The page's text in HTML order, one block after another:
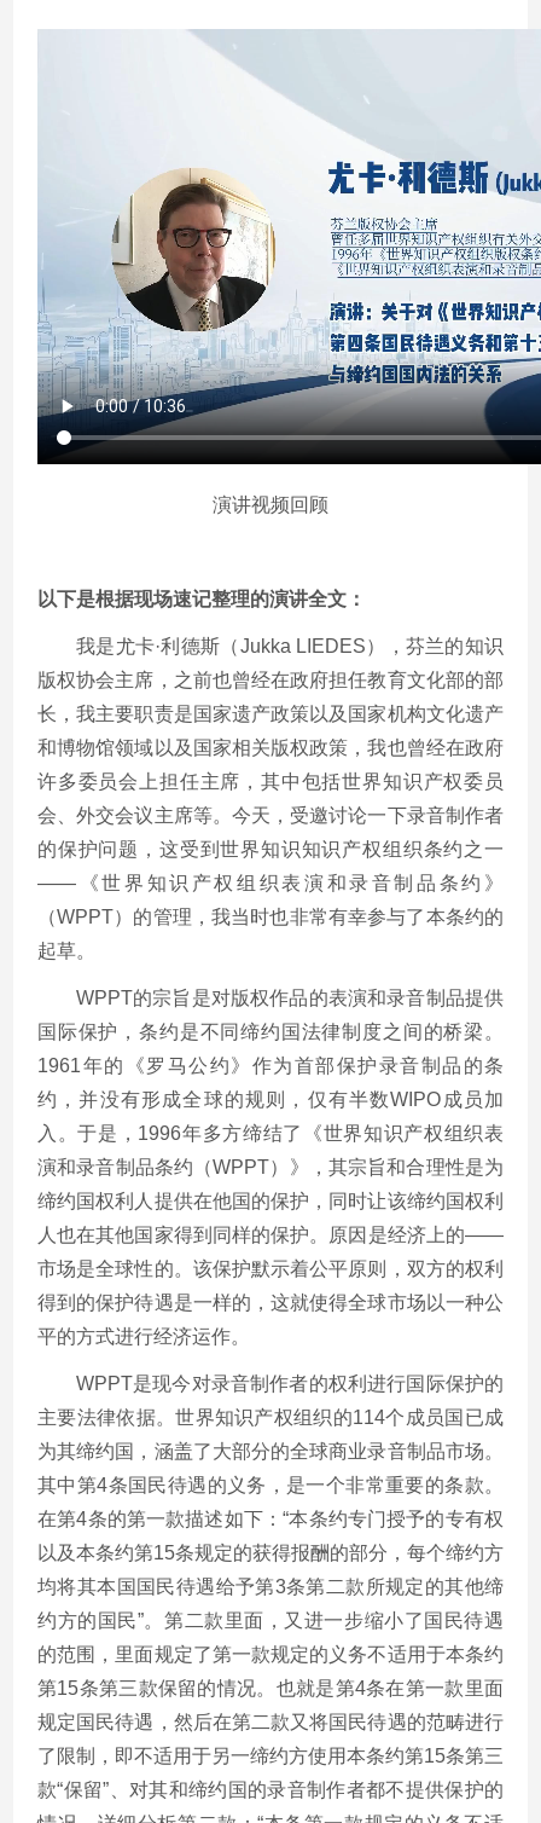
演讲视频回顾
以下是根据现场速记整理的演讲全文：
我是尤卡·利德斯（Jukka LIEDES），芬兰的知识
版权协会主席，之前也曾经在政府担任教育文化部的部
长，我主要职责是国家遗产政策以及国家机构文化遗产
和博物馆领域以及国家相关版权政策，我也曾经在政府
许多委员会上担任主席，其中包括世界知识产权委员
会、外交会议主席等。今天，受邀讨论一下录音制作者
的保护问题，这受到世界知识知识产权组织条约之一
——《世界知识产权组织表演和录音制品条约》
（WPPT）的管理，我当时也非常有幸参与了本条约的
起草。
WPPT的宗旨是对版权作品的表演和录音制品提供
国际保护，条约是不同缔约国法律制度之间的桥梁。
1961年的《罗马公约》作为首部保护录音制品的条
约，并没有形成全球的规则，仅有半数WIPO成员加
入。于是，1996年多方缔结了《世界知识产权组织表
演和录音制品条约（WPPT）》，其宗旨和合理性是为
缔约国权利人提供在他国的保护，同时让该缔约国权利
人也在其他国家得到同样的保护。原因是经济上的——
市场是全球性的。该保护默示着公平原则，双方的权利
得到的保护待遇是一样的，这就使得全球市场以一种公
平的方式进行经济运作。
WPPT是现今对录音制作者的权利进行国际保护的
主要法律依据。世界知识产权组织的114个成员国已成
为其缔约国，涵盖了大部分的全球商业录音制品市场。
其中第4条国民待遇的义务，是一个非常重要的条款。
在第4条的第一款描述如下：“本条约专门授予的专有权
以及本条约第15条规定的获得报酬的部分，每个缔约方
均将其本国国民待遇给予第3条第二款所规定的其他缔
约方的国民”。第二款里面，又进一步缩小了国民待遇
的范围，里面规定了第一款规定的义务不适用于本条约
第15条第三款保留的情况。也就是第4条在第一款里面
规定国民待遇，然后在第二款又将国民待遇的范畴进行
了限制，即不适用于另一缔约方使用本条约第15条第三
款“保留”、对其和缔约国的录音制作者都不提供保护的